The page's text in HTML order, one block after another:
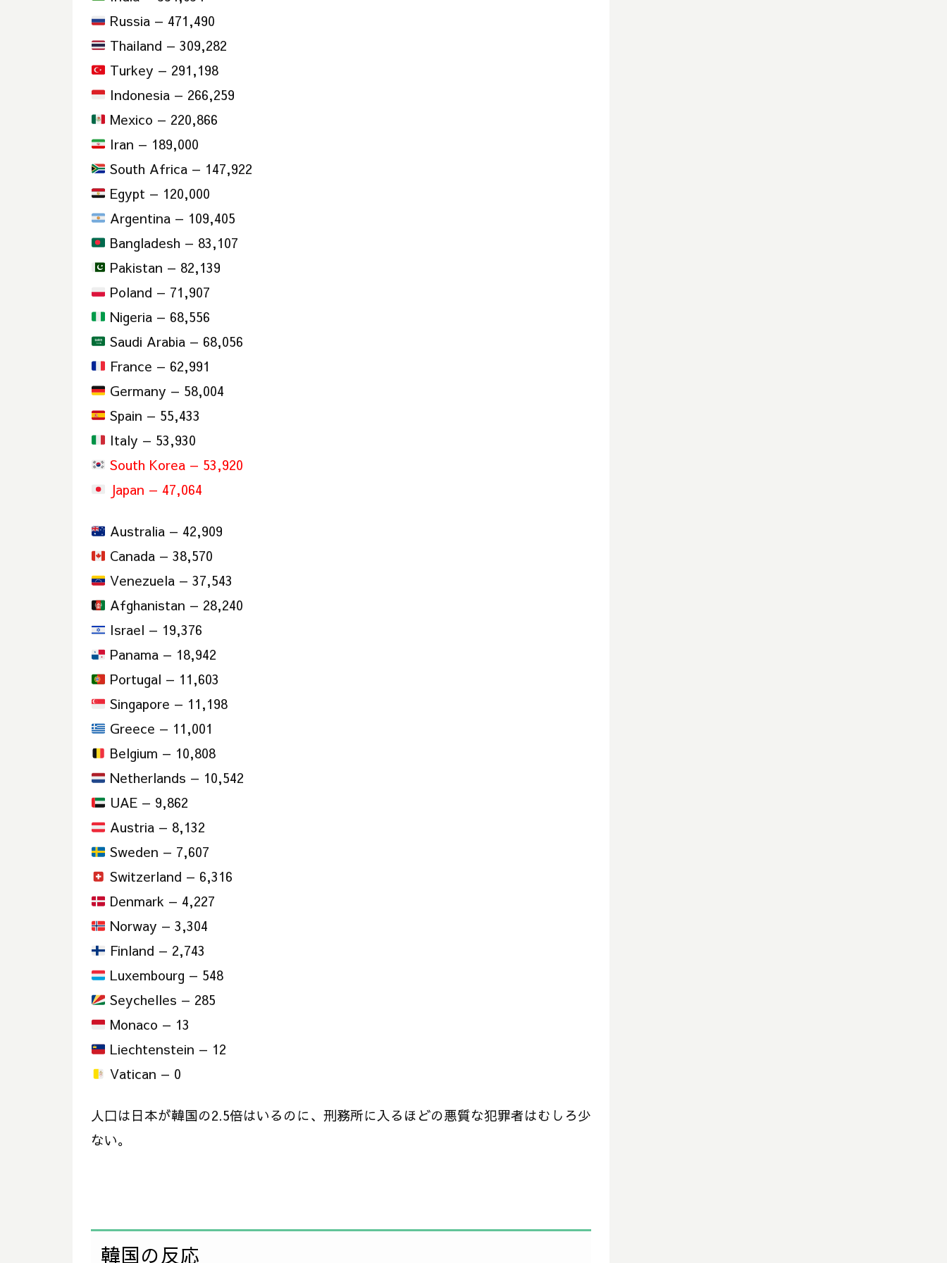
Russia — 471,490
Thailand — 309,282
Turkey — 291,198
Indonesia — 266,259
Mexico — 220,866
Iran — 189,000
South Africa — 147,922
Egypt — 120,000
Argentina — 109,405
Bangladesh — 83,107
Pakistan — 82,139
Poland — 71,907
Nigeria — 68,556
Saudi Arabia — 68,056
France — 62,991
Germany — 58,004
Spain — 55,433
Italy — 53,930
South Korea — 53,920
Japan — 47,064
Australia — 42,909
Canada — 38,570
Venezuela — 37,543
Afghanistan — 28,240
Israel — 19,376
Panama — 18,942
Portugal — 11,603
Singapore — 11,198
Greece — 11,001
Belgium — 10,808
Netherlands — 10,542
UAE — 9,862
Austria — 8,132
Sweden — 7,607
Switzerland — 6,316
Denmark — 4,227
Norway — 3,304
Finland — 2,743
Luxembourg — 548
Seychelles — 285
Monaco — 13
Liechtenstein — 12
Vatican — 0
人口は日本が韓国の2.5倍はいるのに、刑務所に入るほどの悪質な犯罪者はむしろ少
ない。
韓国の反応